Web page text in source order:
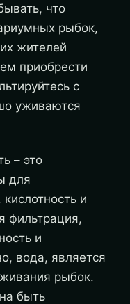
что
рыбок,
жителей
приобрести
с
уживаются
– это
для
и
фильтрация,
и
вода, является
рыбок.
быть